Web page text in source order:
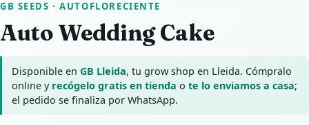
GB SEEDS · AUTOFLORECIENTE
Auto Wedding Cake
Disponible enGB Lleida, tu grow shop en Lleida. Cómpralo
online y recógelo gratis en tienda ote lo enviamos a casa;
el pedido se finaliza por WhatsApp.